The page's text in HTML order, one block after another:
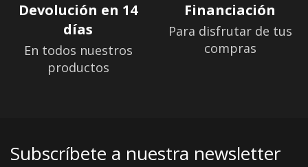
Devolución en 14
días
En todos nuestros
productos
Financiación
Para disfrutar de tus
compras
Subscríbete a nuestra newsletter